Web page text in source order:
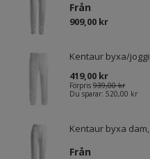
Från
909,00 kr
Kentaur byxa/
419,00 kr
Förpris 939,00 kr
Du sparar: 520,00 kr
Kentaur byxa
Från